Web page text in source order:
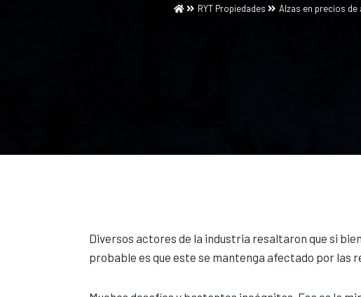
RYT Propiedades Alzas en precios
Diversos actores de la industria resaltaron que si
probable es que este se mantenga afectado por